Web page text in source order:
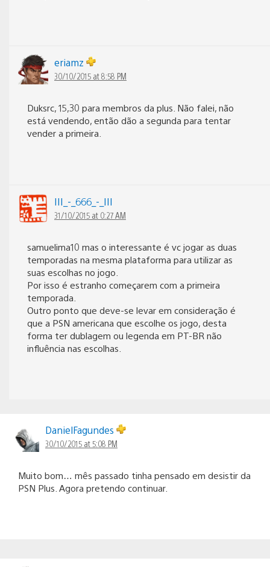
eriamz
30/10/2015 at 8:58 PM
Duksrc, 15,30 para membros da plus. Não falei, não
está vendendo, então dão a segunda para tentar
vender a primeira.
III_-_666_-_III
31/10/2015 at 0:27 AM
samuelima10 mas o interessante é vc jogar as duas
temporadas na mesma plataforma para utilizar as
suas escolhas no jogo.
Por isso é estranho começarem com a primeira
temporada.
Outro ponto que deve-se levar em consideração é
que a PSN americana que escolhe os jogo, desta
forma ter dublagem ou legenda em PT-BR não
influência nas escolhas.
DanielFagundes
30/10/2015 at 5:08 PM
Muito bom… mês passado tinha pensado em desistir da
PSN Plus. Agora pretendo continuar.